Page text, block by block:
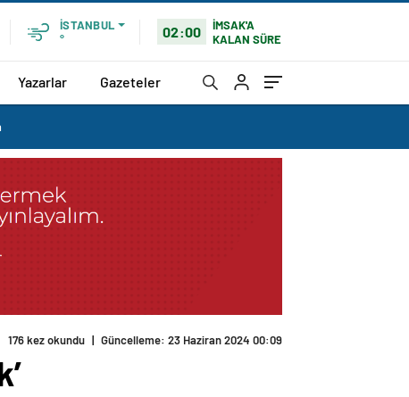
İSTANBUL
°
02:00
İMSAK'A
KALAN SÜRE
Yazarlar Gazeteler
176 kez okundu | Güncelleme: 23 Haziran 2024 00:09